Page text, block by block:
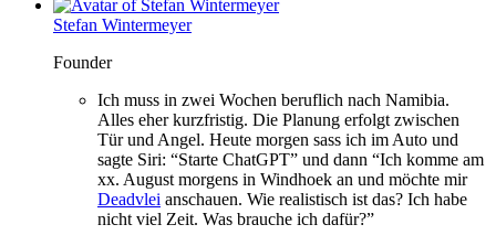
Stefan Wintermeyer
Founder
Ich muss in zwei Wochen beruflich nach Namibia.
Alles eher kurzfristig. Die Planung erfolgt zwischen
Tür und Angel. Heute morgen sass ich im Auto und
sagte Siri: “Starte ChatGPT” und dann “Ich komme am
xx. August morgens in Windhoek an und möchte mir
Deadvlei anschauen. Wie realistisch ist das? Ich habe
nicht viel Zeit. Was brauche ich dafür?”